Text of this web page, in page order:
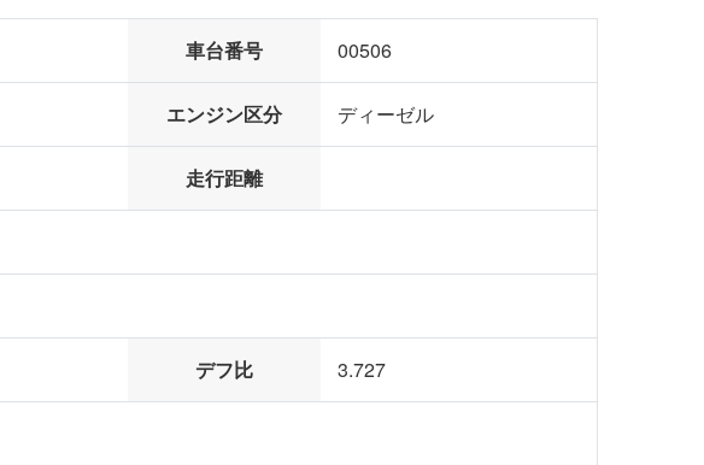
車台番号 00506
エンジン区分 ディーゼル
走行距離
デフ比 3.727